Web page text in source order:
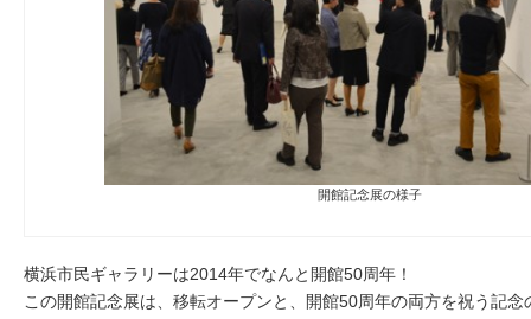
開館記念展の様子
横浜市民ギャラリーは2014年でなんと開館50周年！
この開館記念展は、移転オープンと、開館50周年の両方を祝う記念